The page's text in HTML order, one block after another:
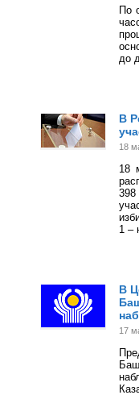
По
до
В
18
18
1 –
В
17